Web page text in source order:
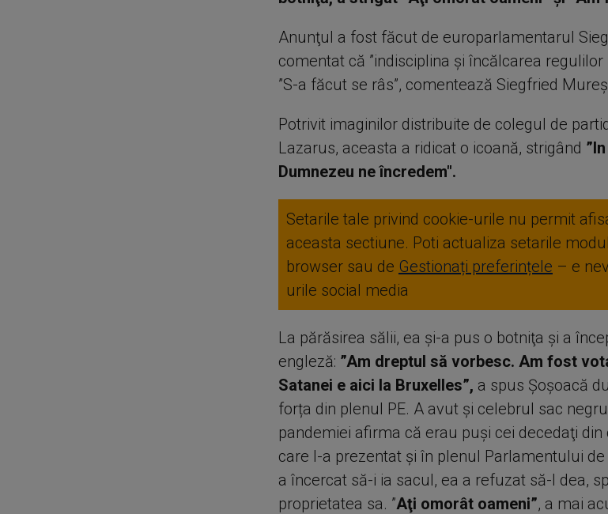
Anunţul a fost făcut de europarlamentarul
comentat că ”indisciplina şi încălcarea regulilor
”S-a făcut se râs”, comentează Siegfried
Potrivit imaginilor distribuite de colegul de
Lazarus, aceasta a ridicat o icoană, strigând
Dumnezeu ne încredem".
Setarile tale privind cookie-urile nu permit
aceasta sectiune. Poti actualiza setarile
browser sau de Gestionați preferințele – e
urile social media
La părăsirea sălii, ea şi-a pus o botniţa şi a
engleză: ”Am dreptul să vorbesc. Am fost
Satanei e aici la Bruxelles”, a spus Șoșoacă
forța din plenul PE. A avut şi celebrul sac
pandemiei afirma că erau puşi cei decedaţi din
care l-a prezentat şi în plenul Parlamentului
a încercat să-i ia sacul, ea a refuzat să-l dea,
proprietatea sa. ”Aţi omorât oameni”, a mai